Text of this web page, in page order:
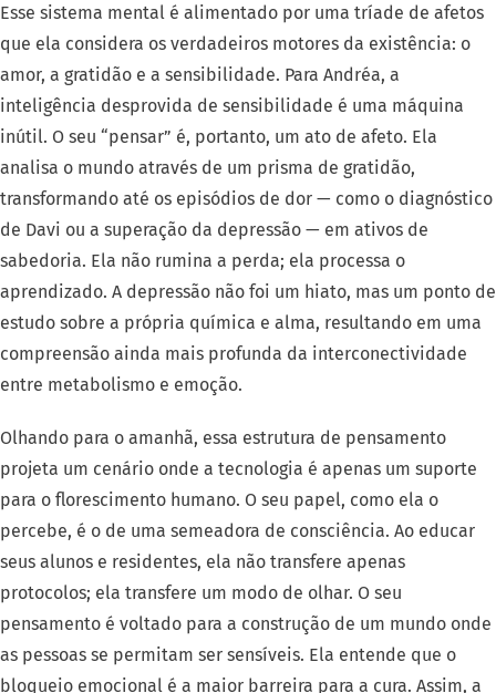
Esse sistema mental é alimentado por uma tríade de afetos
que ela considera os verdadeiros motores da existência: o
amor, a gratidão e a sensibilidade. Para Andréa, a
inteligência desprovida de sensibilidade é uma máquina
inútil. O seu “pensar” é, portanto, um ato de afeto. Ela
analisa o mundo através de um prisma de gratidão,
transformando até os episódios de dor — como o diagnóstico
de Davi ou a superação da depressão — em ativos de
sabedoria. Ela não rumina a perda; ela processa o
aprendizado. A depressão não foi um hiato, mas um ponto de
estudo sobre a própria química e alma, resultando em uma
compreensão ainda mais profunda da interconectividade
entre metabolismo e emoção.
Olhando para o amanhã, essa estrutura de pensamento
projeta um cenário onde a tecnologia é apenas um suporte
para o florescimento humano. O seu papel, como ela o
percebe, é o de uma semeadora de consciência. Ao educar
seus alunos e residentes, ela não transfere apenas
protocolos; ela transfere um modo de olhar. O seu
pensamento é voltado para a construção de um mundo onde
as pessoas se permitam ser sensíveis. Ela entende que o
bloqueio emocional é a maior barreira para a cura. Assim, a